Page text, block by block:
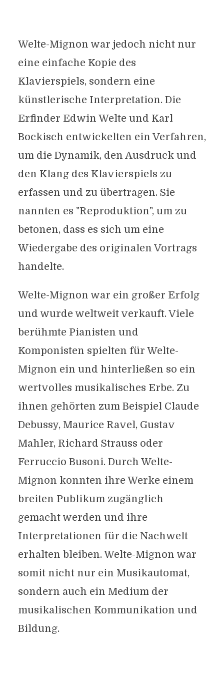
Welte-Mignon war jedoch nicht nur
eine einfache Kopie des
Klavierspiels, sondern eine
künstlerische Interpretation. Die
Erfinder Edwin Welte und Karl
Bockisch entwickelten ein Verfahren,
um die Dynamik, den Ausdruck und
den Klang des Klavierspiels zu
erfassen und zu übertragen. Sie
nannten es "Reproduktion", um zu
betonen, dass es sich um eine
Wiedergabe des originalen Vortrags
handelte.
Welte-Mignon war ein großer Erfolg
und wurde weltweit verkauft. Viele
berühmte Pianisten und
Komponisten spielten für Welte-
Mignon ein und hinterließen so ein
wertvolles musikalisches Erbe. Zu
ihnen gehörten zum Beispiel Claude
Debussy, Maurice Ravel, Gustav
Mahler, Richard Strauss oder
Ferruccio Busoni. Durch Welte-
Mignon konnten ihre Werke einem
breiten Publikum zugänglich
gemacht werden und ihre
Interpretationen für die Nachwelt
erhalten bleiben. Welte-Mignon war
somit nicht nur ein Musikautomat,
sondern auch ein Medium der
musikalischen Kommunikation und
Bildung.